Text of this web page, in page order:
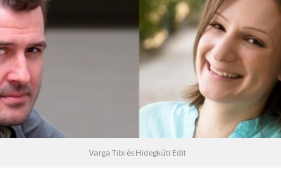
Varga Tibi és Hidegkúti Edit